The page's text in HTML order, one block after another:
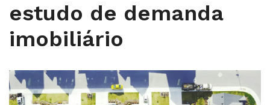
estudo de demanda
imobiliário